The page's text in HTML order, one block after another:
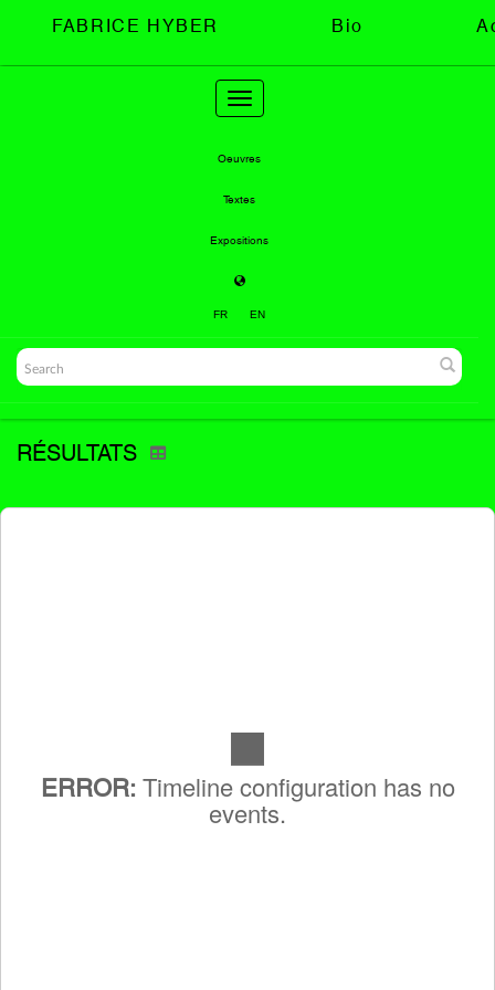
FABRICE HYBER Bio
Toggle
navigation
Oeuvres
Textes
Expositions
FR EN
RÉSULTATS
ERROR: Timeline configuration has no
events.